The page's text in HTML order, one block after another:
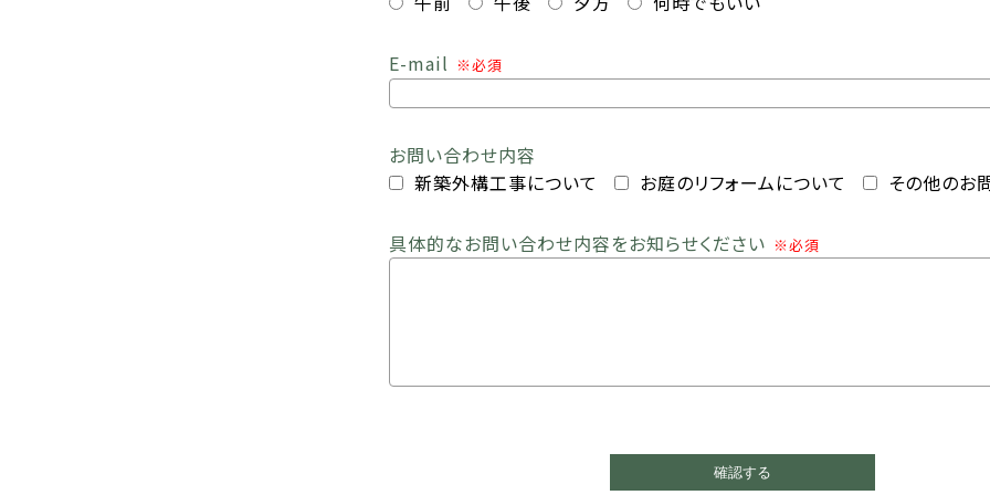
E-mail ※必須
お問い合わせ内容
新築外構工事について
お庭のリフォームについて その他のお
具体的なお問い合わせ内容をお知らせください ※必須